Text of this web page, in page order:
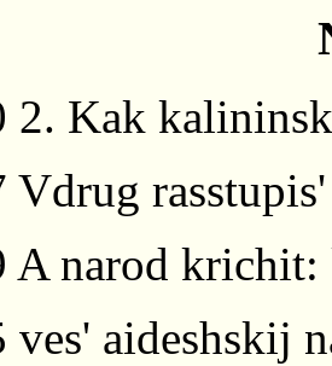
2. Kak
Vdrug
A narod
ves' aideshskij